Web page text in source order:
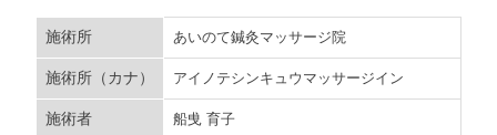
施術所 あいのて鍼灸マッサージ院
施術所（カナ） アイノテシンキュウマッサージイン
施術者 船曵 育子